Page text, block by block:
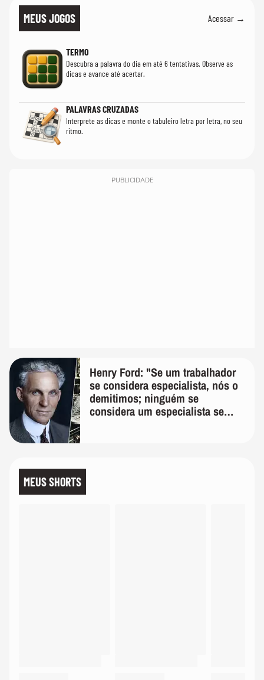
MEUS JOGOS Acessar →
TERMO
Descubra a palavra do dia em até 6 tentativas. Observe as
dicas e avance até acertar.
PALAVRAS CRUZADAS
Interprete as dicas e monte o tabuleiro letra por letra, no seu
ritmo.
PUBLICIDADE
Henry Ford: "Se um trabalhador
se considera especialista, nós o
demitimos; ninguém se
considera um especialista se
MEUS SHORTS